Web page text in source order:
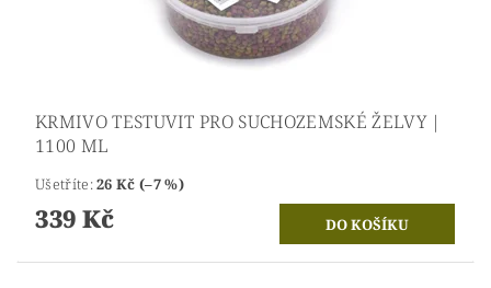
KRMIVO TESTUVIT PRO SUCHOZEMSKÉ ŽELVY |
1100 ML
Ušetříte:26 Kč (–7 %)
339 Kč